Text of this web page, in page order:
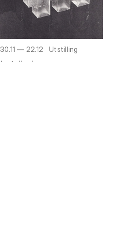
30.11 — 22.12 Utstilling
Installasjon